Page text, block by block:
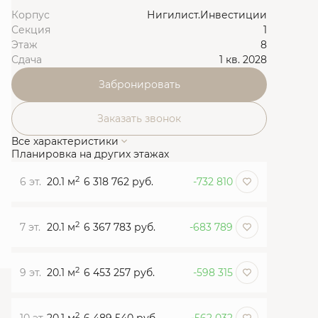
Корпус
Нигилист.Инвестиции
Секция
1
Этаж
8
Сдача
1 кв. 2028
Забронировать
Заказать звонок
Все характеристики
Планировка на других этажах
6 эт. 20.1 м2 6 318 762 руб. -732 810
7 эт. 20.1 м2 6 367 783 руб. -683 789
9 эт. 20.1 м2 6 453 257 руб. -598 315
2